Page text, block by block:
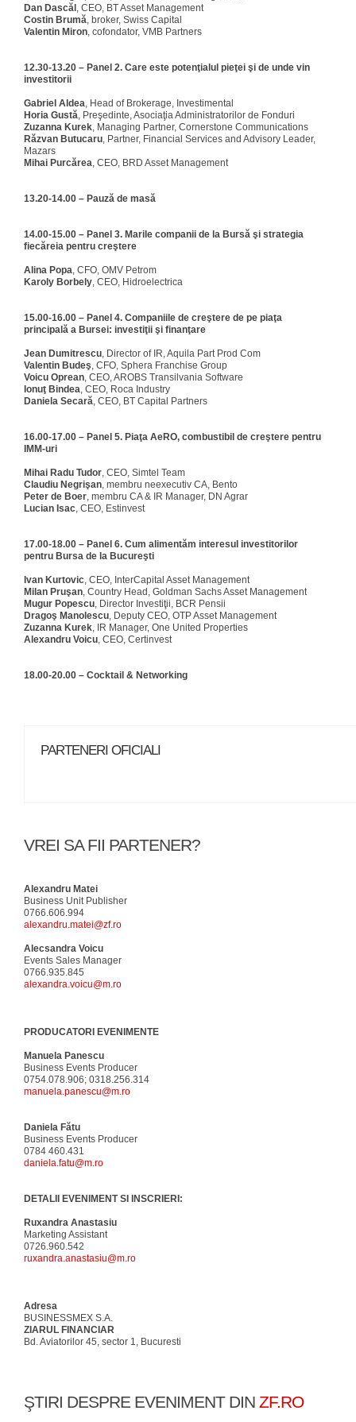
Dan Dascăl , CEO, BT Asset Management
Costin Brumă, broker, Swiss Capital
Valentin Miron, cofondator, VMB Partners
12.30-13.20 – Panel 2. Care este potenţialul pieţei şi de unde vin
investitorii
Gabriel Aldea, Head of Brokerage, Investimental
Horia Gustă, Preşedinte, Asociaţia Administratorilor de Fonduri
Zuzanna Kurek, Managing Partner, Cornerstone Communications
Răzvan Butucaru, Partner, Financial Services and Advisory Leader,
Mazars
Mihai Purcărea, CEO, BRD Asset Management
13.20-14.00 – Pauză de masă
14.00-15.00 – Panel 3. Marile companii de la Bursă şi strategia
fiecăreia pentru creştere
Alina Popa, CFO, OMV Petrom
Karoly Borbely, CEO, Hidroelectrica
15.00-16.00 – Panel 4. Companiile de creştere de pe piaţa
principală a Bursei: investiţii şi finanţare
Jean Dumitrescu, Director of IR, Aquila Part Prod Com
Valentin Budeş, CFO, Sphera Franchise Group
Voicu Oprean, CEO, AROBS Transilvania Software
Ionuţ Bindea, CEO, Roca Industry
Daniela Secară, CEO, BT Capital Partners
16.00-17.00 – Panel 5. Piaţa AeRO, combustibil de creştere pentru
IMM-uri
Mihai Radu Tudor, CEO, Simtel Team
Claudiu Negrişan, membru neexecutiv CA, Bento
Peter de Boer, membru CA & IR Manager, DN Agrar
Lucian Isac, CEO, Estinvest
17.00-18.00 – Panel 6. Cum alimentăm interesul investitorilor
pentru Bursa de la Bucureşti
Ivan Kurtovic, CEO, InterCapital Asset Management
Milan Pruşan, Country Head, Goldman Sachs Asset Management
Mugur Popescu, Director Investiţii, BCR Pensii
Dragoş Manolescu, Deputy CEO, OTP Asset Management
Zuzanna Kurek, IR Manager, One United Properties
Alexandru Voicu, CEO, Certinvest
18.00-20.00 – Cocktail & Networking
PARTENERI OFICIALI
VREI SA FII PARTENER?
Alexandru Matei
Business Unit Publisher
0766.606.994
alexandru.matei@zf.ro
Alecsandra Voicu
Events Sales Manager
0766.935.845
alexandra.voicu@m.ro
PRODUCATORI EVENIMENTE
Manuela Panescu
Business Events Producer
0754.078.906; 0318.256.314
manuela.panescu@m.ro
Daniela Fătu
Business Events Producer
0784 460.431
daniela.fatu@m.ro
DETALII EVENIMENT SI INSCRIERI:
Ruxandra Anastasiu
Marketing Assistant
0726.960.542
ruxandra.anastasiu@m.ro
Adresa
BUSINESSMEX S.A.
ZIARUL FINANCIAR
Bd. Aviatorilor 45, sector 1, Bucuresti
ŞTIRI DESPRE EVENIMENT DIN ZF.RO